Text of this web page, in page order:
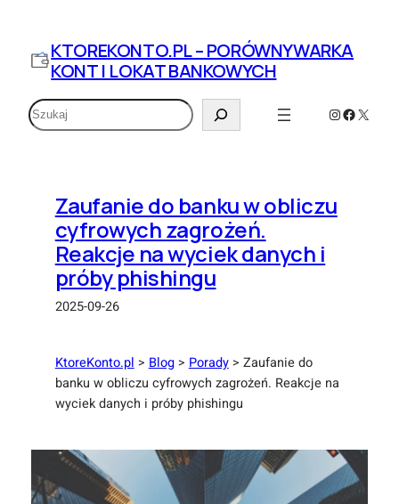
treści
KTOREKONTO.PL – PORÓWNYWARKA
KONT I LOKAT BANKOWYCH
Szukaj Instagram
X
Zaufanie do banku w obliczu
cyfrowych zagrożeń.
Reakcje na wyciek danych i
próby phishingu
2025-09-26
KtoreKonto.pl > Blog> Porady> Zaufanie do
banku w obliczu cyfrowych zagrożeń. Reakcje na
wyciek danych i próby phishingu